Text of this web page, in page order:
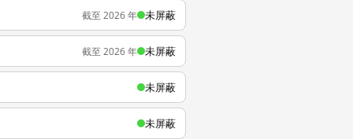
截至 2026 年 未屏蔽
截至 2026 年 未屏蔽
未屏蔽
未屏蔽